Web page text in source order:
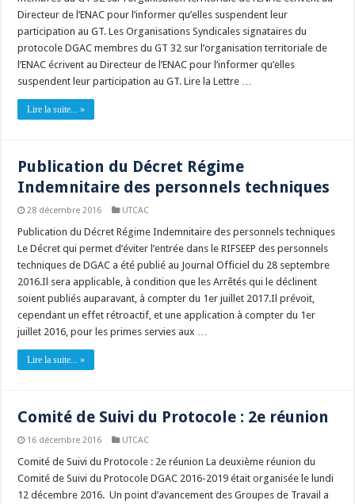
Directeur de l’ENAC pour l’informer qu’elles suspendent leur
participation au GT. Les Organisations Syndicales signataires du
protocole DGAC membres du GT 32 sur l’organisation territoriale de
l’ENAC écrivent au Directeur de l’ENAC pour l’informer qu’elles
suspendent leur participation au GT. Lire la Lettre …
Lire la suite... »
Publication du Décret Régime
Indemnitaire des personnels techniques
28 décembre 2016 UTCAC
Publication du Décret Régime Indemnitaire des personnels techniques
Le Décret qui permet d’éviter l’entrée dans le RIFSEEP des personnels
techniques de DGAC a été publié au Journal Officiel du 28 septembre
2016.Il sera applicable, à condition que les Arrêtés qui le déclinent
soient publiés auparavant, à compter du 1er juillet 2017.Il prévoit,
cependant un effet rétroactif, et une application à compter du 1er
juillet 2016, pour les primes servies aux …
Lire la suite... »
Comité de Suivi du Protocole : 2e réunion
16 décembre 2016 UTCAC
Comité de Suivi du Protocole : 2e réunion La deuxième réunion du
Comité de Suivi du Protocole DGAC 2016-2019 était organisée le lundi
12 décembre 2016. Un point d’avancement des Groupes de Travail a